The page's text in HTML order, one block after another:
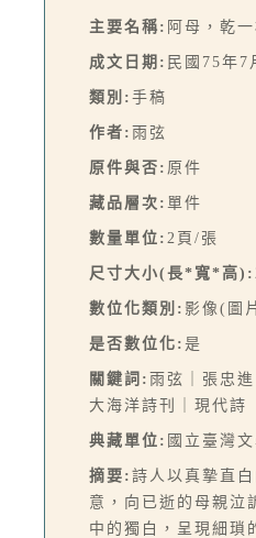
主要名稱: 阿母，乾
成文日期: 民國75年7
類別: 手稿
作者: 雨弦
原件與否: 原件
藏品層次: 單件
數量單位: 2頁/張
尺寸大小(長*寬*高):
數位化類別: 影像(圖
是否數位化: 是
關鍵詞: 雨弦｜張忠
大海洋詩刊｜現代詩
典藏單位: 國立臺灣
摘要: 詩人以真摯直
意，向已逝的母親泣
中的獨白，呈現細瑣